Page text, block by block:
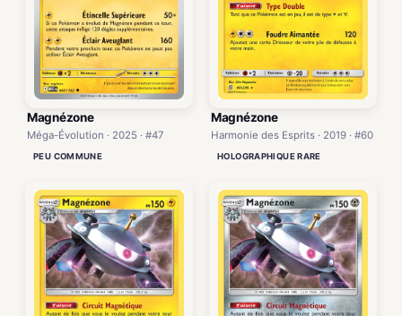
Magnézone
Méga-Évolution · 2025 · #47
PEU COMMUNE
Magnézone
Harmonie des Esprits · 2019 · #60
HOLOGRAPHIQUE RARE